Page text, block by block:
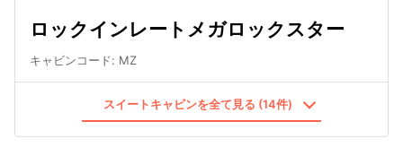
ロックインレートメガロックスター
キャビンコード: MZ
スイートキャビンを全て見る (14件)